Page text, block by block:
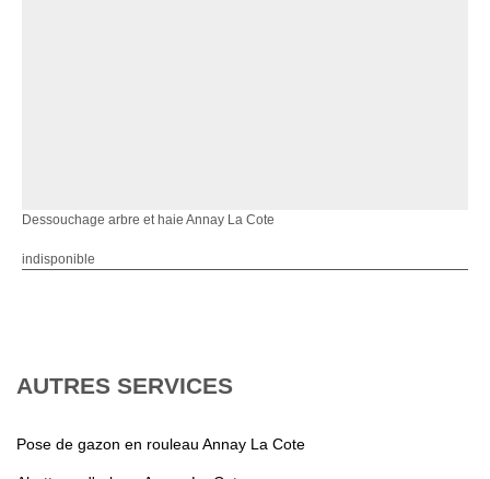
Dessouchage arbre et haie Annay La Cote
indisponible
AUTRES SERVICES
Pose de gazon en rouleau Annay La Cote